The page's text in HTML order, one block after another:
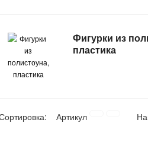
Фигурки из
пластика
Артикул